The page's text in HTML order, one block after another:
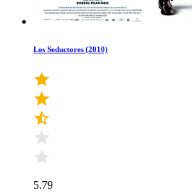
Los Seductores (2010)
5.79